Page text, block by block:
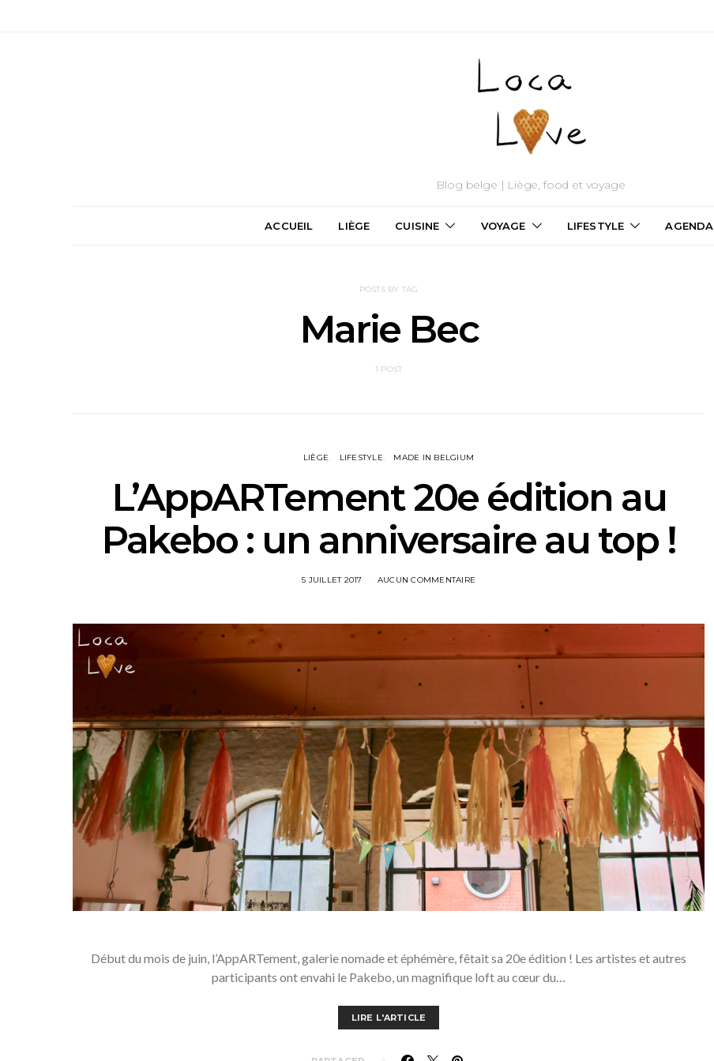
Blog belge | Liège, food et voyage
ACCUEIL LIÈGE CUISINE VOYAGE LIFESTYLE AGENDA
POSTS BY TAG
Marie Bec
1 POST
LIÈGE LIFESTYLE MADE IN BELGIUM
L’AppARTement 20e édition au
Pakebo : un anniversaire au top !
5 JUILLET 2017 AUCUN COMMENTAIRE
Début du mois de juin, l’AppARTement, galerie nomade et éphémère, fêtait sa 20e édition ! Les artistes et autres
participants ont envahi le Pakebo, un magnifique loft au cœur du…
LIRE L'ARTICLE